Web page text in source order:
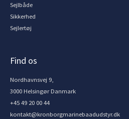
Sejlbåde
Sikkerhed
Sejlertøj
Find os
Nordhavnsvej 9,
3000 Helsingør Danmark
+45 49 20 00 44
kontakt@kronborgmarinebaadudstyr.dk